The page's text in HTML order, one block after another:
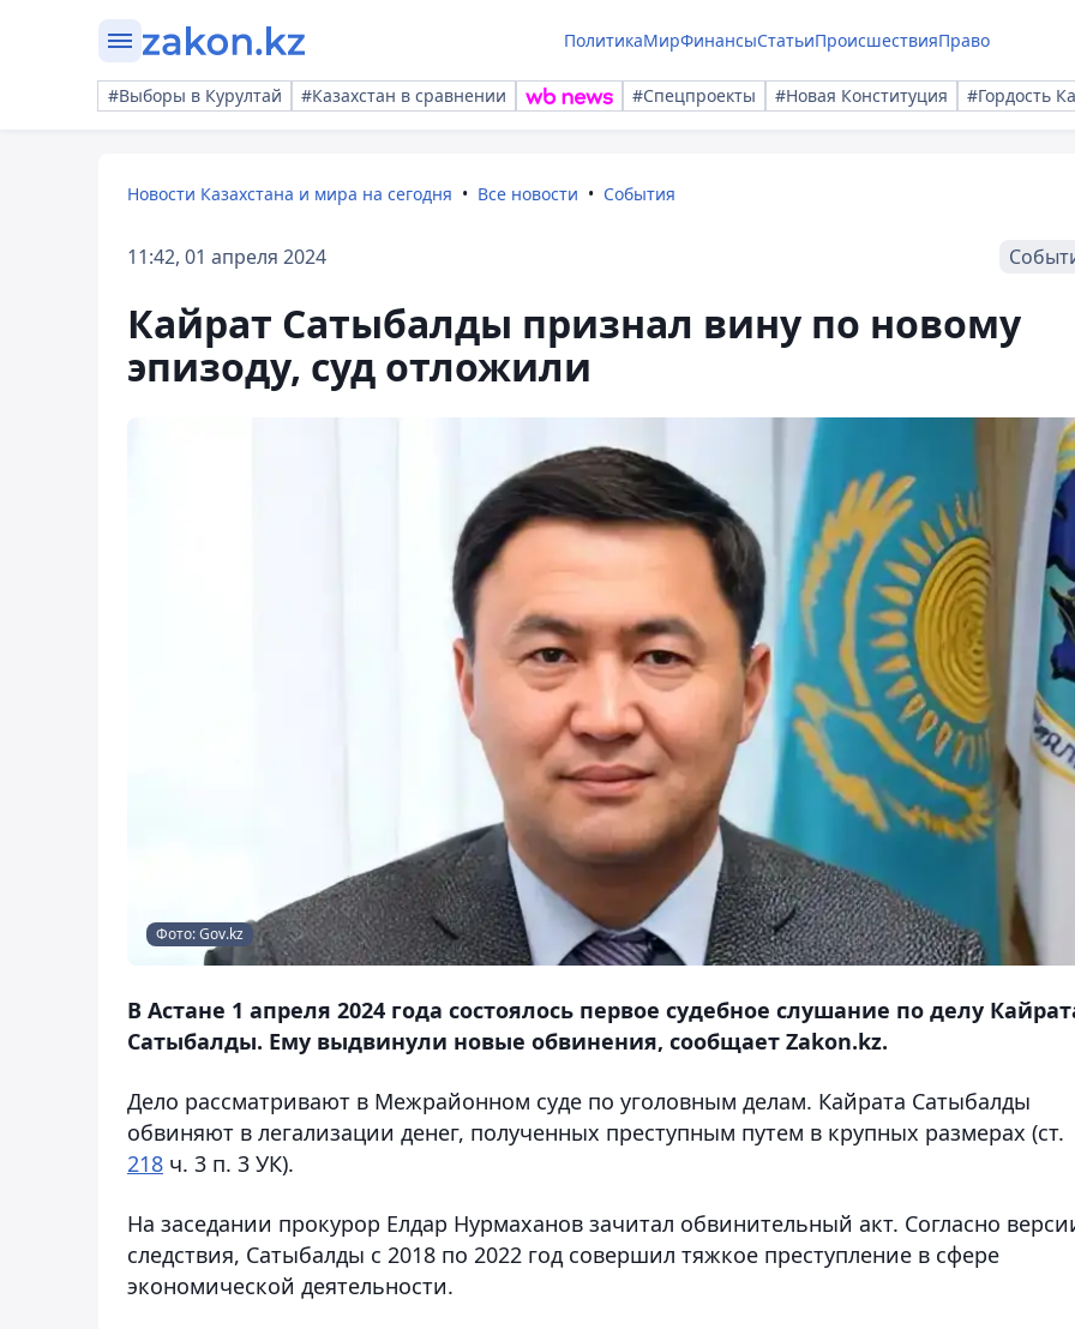
ПолитикаМирФинансыСтатьиПроисшествияПраво
#Выборы в Курултай #Казахстан в сравнении #Спецпроекты #Новая Конституция #Гордость
Новости Казахстана и мира на сегодня Все новости События
11:42, 01 апреля 2024
Кайрат Сатыбалды признал вину по новому
эпизоду, суд отложили
Фото: Gov.kz
В Астане 1 апреля 2024 года состоялось первое судебное слушание по делу
Сатыбалды. Ему выдвинули новые обвинения, сообщает Zakon.kz.
Дело рассматривают в Межрайонном суде по уголовным делам. Кайрата Сатыбалды
обвиняют в легализации денег, полученных преступным путем в крупных размерах (ст.
218 ч. 3 п. 3 УК).
На заседании прокурор Елдар Нурмаханов зачитал обвинительный акт. Согласно
следствия, Сатыбалды с 2018 по 2022 год совершил тяжкое преступление в сфере
экономической деятельности.